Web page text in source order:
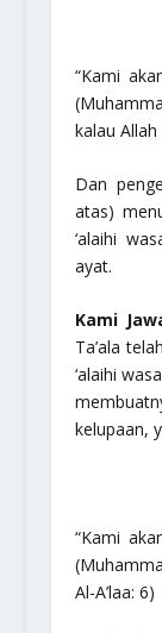
“Kami
kalau
Dan
atas)
‘alaihi
ayat.
Kami
Ta’ala
‘alaihi
kelupaan,
“Kami
Al-A’laa: 6)